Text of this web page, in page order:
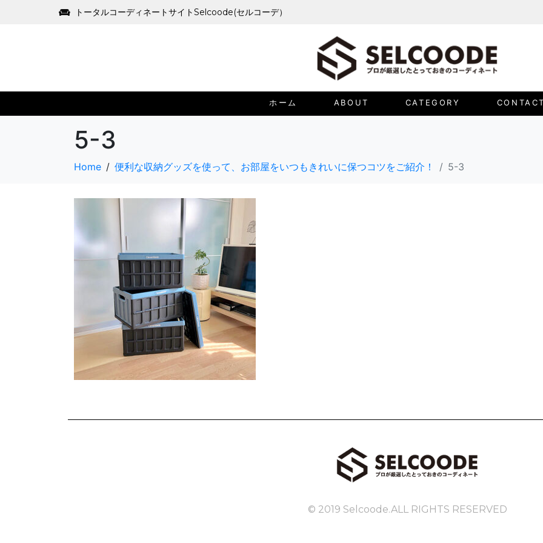
トータルコーディネートサイトSelcoode(セルコーデ）
ホーム ABOUT CATEGORY
5-3
Home 便利な収納グッズを使って、お部屋をいつもきれいに保つコツをご紹介！ 5-3
© 2019 Selcoode.ALL RIGHTS RESERVED